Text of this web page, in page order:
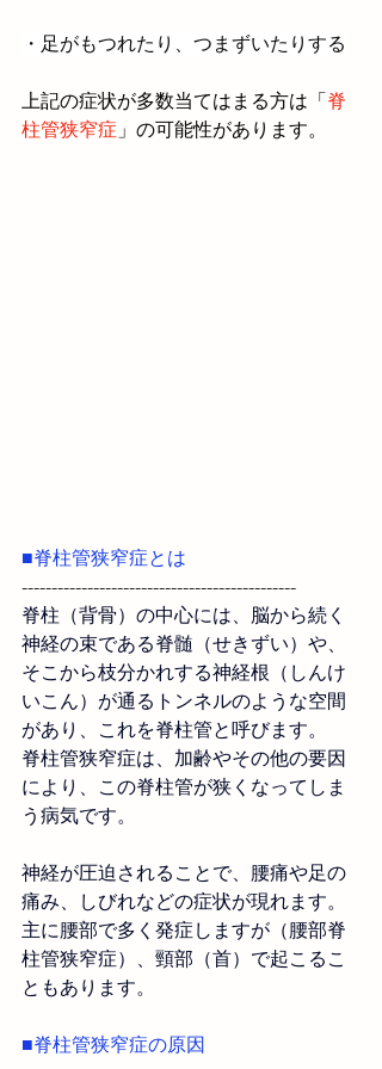
・足がもつれたり、つまずいたりする
上記の症状が多数当てはまる方は「脊
柱管狭窄症 」の可能性があります。
■脊柱管狭窄症とは
----------------------------------------------
脊柱（背骨）の中心には、脳から続く
神経の束である脊髄（せきずい）や、
そこから枝分かれする神経根（しんけ
いこん）が通るトンネルのような空間
があり、これを脊柱管と呼びます。
脊柱管狭窄症は、加齢やその他の要因
により、この脊柱管が狭くなってしま
う病気です。
神経が圧迫されることで、腰痛や足の
痛み、しびれなどの症状が現れます。
主に腰部で多く発症しますが（腰部脊
柱管狭窄症）、頸部（首）で起こるこ
ともあります。
■脊柱管狭窄症の原因